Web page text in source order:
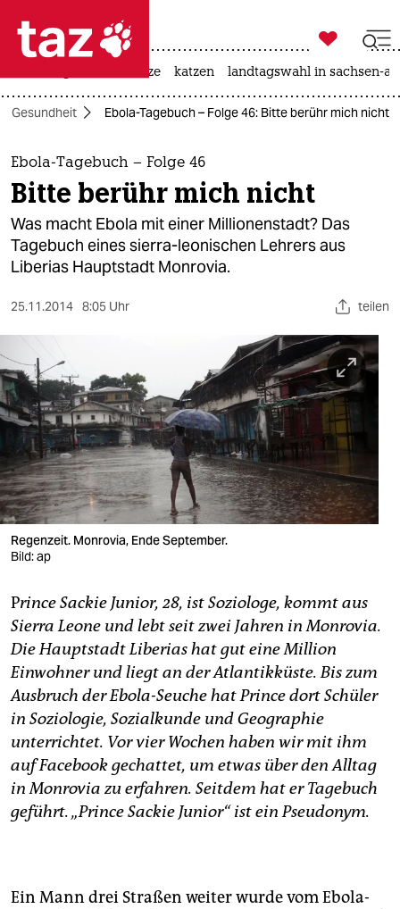
 taz zahl ich
taz zahl ich
themen
politik
öko
gesellschaft
sport
berlin
nord
wahrheit
verlag
verlag
veranstaltungen
shop
fragen & hilfe
unterstützen
abo
genossenschaft
epaper login

taz zahl ich
hitze katzen landtagswahl in sachsen-
Gesundheit Ebola-Tagebuch – Folge 46: Bitte berühr mich nicht
Ebola-Tagebuch – Folge 46
Bitte berühr mich nicht
Was macht Ebola mit einer Millionenstadt? Das
Tagebuch eines sierra-leonischen Lehrers aus
Liberias Hauptstadt Monrovia.
25.11.2014 8:05 Uhr teilen
Regenzeit. Monrovia, Ende September.
Bild: ap
Prince Sackie Junior, 28, ist Soziologe, kommt aus
Sierra Leone und lebt seit zwei Jahren in Monrovia.
Die Hauptstadt Liberias hat gut eine Million
Einwohner und liegt an der Atlantikküste. Bis zum
Ausbruch der Ebola-Seuche hat Prince dort Schüler
in Soziologie, Sozialkunde und Geographie
unterrichtet. Vor vier Wochen haben wir mit ihm
auf Facebook gechattet, um etwas über den Alltag
in Monrovia zu erfahren. Seitdem hat er Tagebuch
geführt. „Prince Sackie Junior“ ist ein Pseudonym.
Ein Mann drei Straßen weiter wurde vom Ebola-